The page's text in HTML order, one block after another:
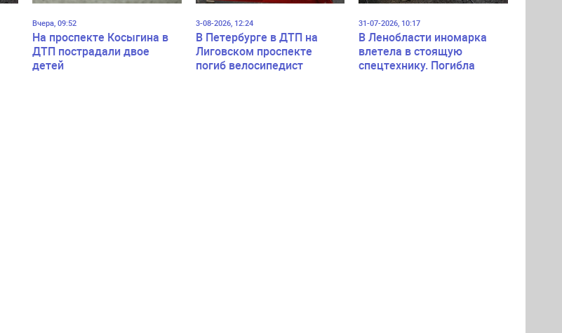
Вчера, 09:52
На проспекте Косыгина в
ДТП пострадали двое
детей
3-08-2026, 12:24
В Петербурге в ДТП на
Лиговском проспекте
погиб велосипедист
31-07-2026, 10:17
В Ленобласти иномарка
влетела в стоящую
спецтехнику. Погибла